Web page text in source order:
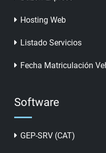
Hosting Web
Listado Servicios
Fecha Matriculación
Software
GEP-SRV (CAT)